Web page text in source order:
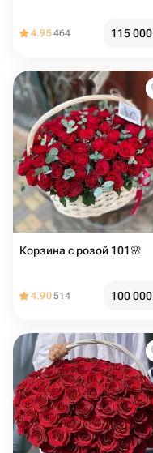
4.95464 115 000
Корзина с розой 101🌸
4.90514 100 000